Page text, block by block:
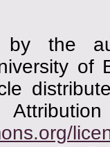
the
of